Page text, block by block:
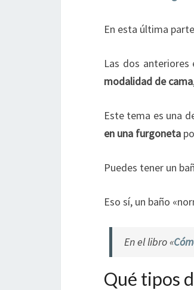
En esta última
Las dos anteriores
modalidad de cama
Este tema es una
en una furgoneta
Puedes tener un
Eso sí, un baño
En el libro «
Qué tipos